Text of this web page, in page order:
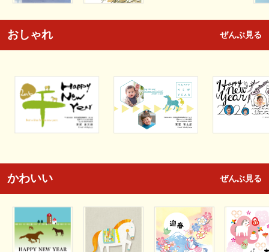
おしゃれ ぜんぶ見る
かわいい ぜんぶ見る